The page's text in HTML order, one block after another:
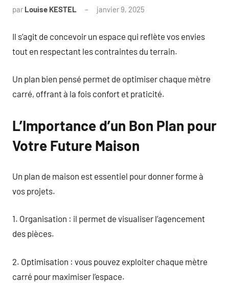
par Louise KESTEL janvier 9, 2025
Il s’agit de concevoir un espace qui reflète vos envies
tout en respectant les contraintes du terrain.
Un plan bien pensé permet de optimiser chaque mètre
carré, offrant à la fois confort et praticité.
L’Importance d’un Bon Plan pour
Votre Future Maison
Un plan de maison est essentiel pour donner forme à
vos projets.
1. Organisation : il permet de visualiser l’agencement
des pièces.
2. Optimisation : vous pouvez exploiter chaque mètre
carré pour maximiser l’espace.